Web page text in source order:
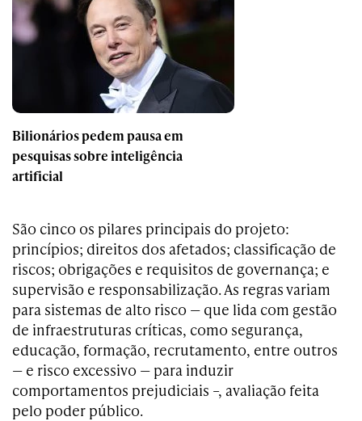
Bilionários pedem pausa em
pesquisas sobre inteligência
artificial
São cinco os pilares principais do projeto:
princípios; direitos dos afetados; classificação de
riscos; obrigações e requisitos de governança; e
supervisão e responsabilização. As regras variam
para sistemas de alto risco — que lida com gestão
de infraestruturas críticas, como segurança,
educação, formação, recrutamento, entre outros
— e risco excessivo — para induzir
comportamentos prejudiciais –, avaliação feita
pelo poder público.